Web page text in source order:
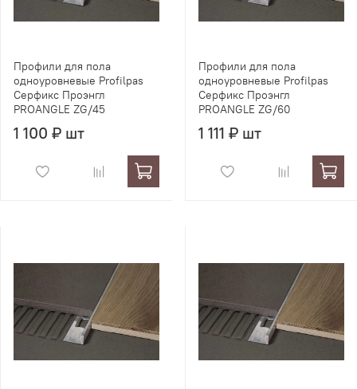
Профили для пола
одноуровневые Profilpas
Серфикс Проэнгл
PROANGLE ZG/45
1 100 ₽ шт
Профили для пола
одноуровневые Profilpas
Серфикс Проэнгл
PROANGLE ZG/60
1 111 ₽ шт